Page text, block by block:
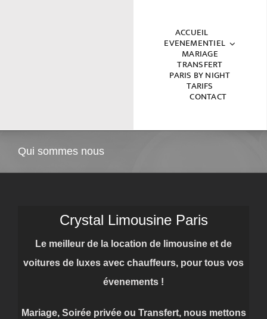
ACCUEIL
EVENEMENTIEL
MARIAGE
TRANSFERT
PARIS BY NIGHT
TARIFS
CONTACT
Qui sommes nous
Crystal Limousine Paris
Le meilleur de la location de limousine et de
voitures de luxes avec chauffeurs, pour tous vos
évenements !
Mariage, Soirée privée ou Transfert, nous mettons